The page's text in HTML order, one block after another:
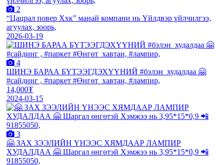
2
“Цацрал повер Ххк” манай компани нь Үйлдвэр үйлчилгээ,
агуулах, зоорь,
2026-03-19
4
ШИНЭ БАРАА БҮТЭЭГДЭХҮҮНИЙ #бэлэн_худалдаа 🤗
#сайдинг , #паркет #Өнгөт_хавтан, #лампир,
14,000₮
2024-03-15
3
🤗 ЗАХ ЗЭЭЛИЙН ҮНЭЭС ХЯМДААР ЛАМПИР
ХУДАЛДАА 🤗 Шаргал өнгөтэй Хэмжээ нь 3,95*15*0,9 📲
91855050,